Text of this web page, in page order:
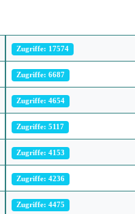
Zugriffe: 17574
Zugriffe: 6687
Zugriffe: 4654
Zugriffe: 5117
Zugriffe: 4153
Zugriffe: 4236
Zugriffe: 4475